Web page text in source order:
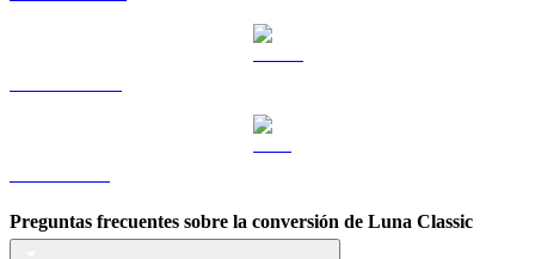
Preguntas frecuentes sobre la conversión de Luna Classic